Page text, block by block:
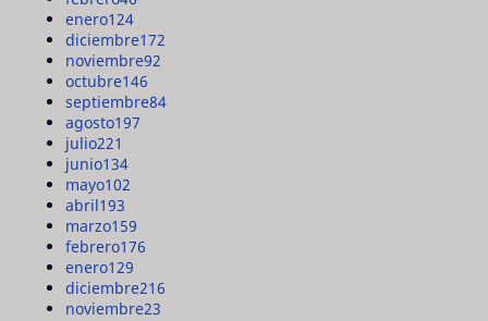
enero124
diciembre172
noviembre92
octubre146
septiembre84
agosto197
julio221
junio134
mayo102
abril193
marzo159
febrero176
enero129
diciembre216
noviembre23